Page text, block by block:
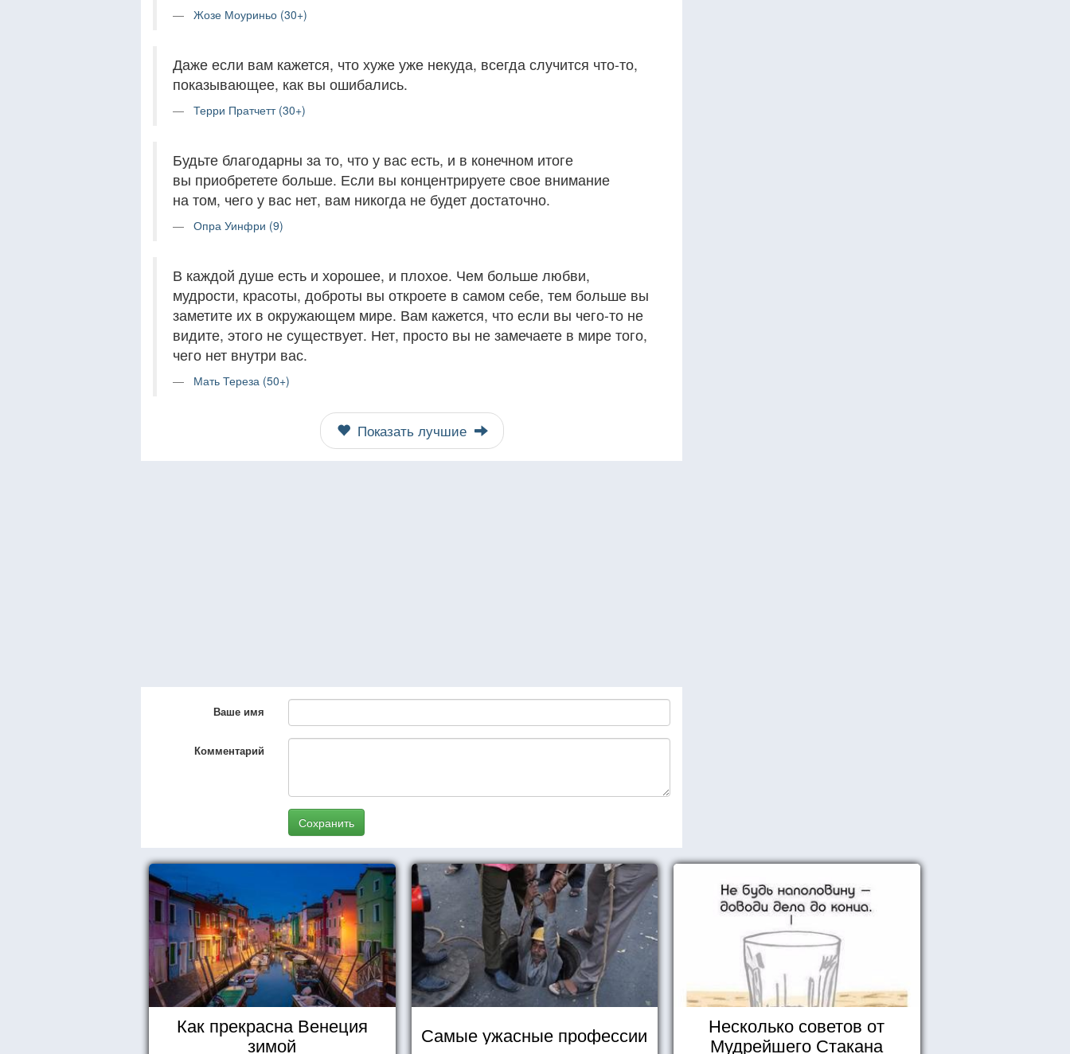
Жозе Моуриньо (30+)
Даже если вам кажется, что хуже уже некуда, всегда случится что-то,
показывающее, как вы ошибались.
Терри Пратчетт (30+)
Будьте благодарны за то, что у вас есть, и в конечном итоге
вы приобретете больше. Если вы концентрируете свое внимание
на том, чего у вас нет, вам никогда не будет достаточно.
Опра Уинфри (9)
В каждой душе есть и хорошее, и плохое. Чем больше любви,
мудрости, красоты, доброты вы откроете в самом себе, тем больше вы
заметите их в окружающем мире. Вам кажется, что если вы чего-то не
видите, этого не существует. Нет, просто вы не замечаете в мире того,
чего нет внутри вас.
Мать Тереза (50+)
Показать лучшие
Ваше имя
Комментарий
Сохранить
Как прекрасна Венеция
зимой
Самые ужасные профессии
Несколько советов от
Мудрейшего Стакана